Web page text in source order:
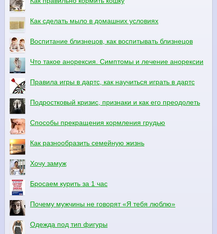
Как сделать мыло в домашних условиях
Воспитание близнецов, как воспитывать близнецов
Что такое анорексия. Симптомы и лечение анорексии
Правила игры в дартс, как научиться играть в дартс
Подростковый кризис, признаки и как его преодолеть
Способы прекращения кормления грудью
Как разнообразить семейную жизнь
Хочу замуж
Бросаем курить за 1 час
Почему мужчины не говорят «Я тебя люблю»
Одежда под тип фигуры